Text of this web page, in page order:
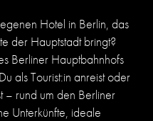
Hotel in Berlin, das
der Hauptstadt bringt?
Berliner Hauptbahnhofs
als Tourist:in anreist oder
– rund um den Berliner
Unterkünfte, ideale